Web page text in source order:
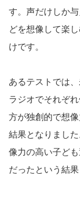
す。声だけしか
どを想像して楽
けです。
あるテストでは
ラジオでそれぞ
方が独創的で想
結果となりまし
像力の高い子ど
だったという結果